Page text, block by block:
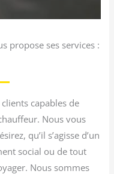
propose ses services :
capables de
Nous vous
qu’il s’agisse d’un
social ou de tout
Nous sommes